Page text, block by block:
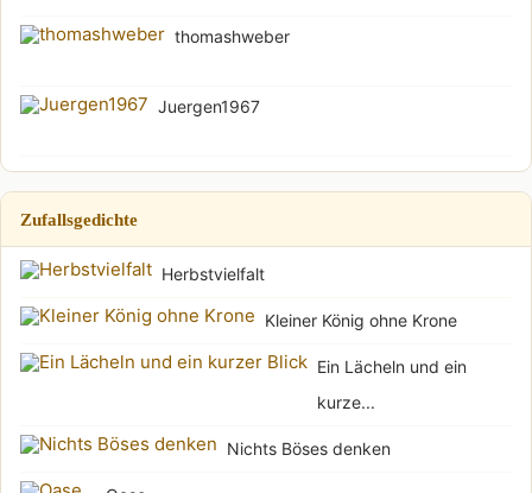
thomashweber
Juergen1967
Zufallsgedichte
Herbstvielfalt
Kleiner König ohne Krone
Ein Lächeln und ein
kurze...
Nichts Böses denken